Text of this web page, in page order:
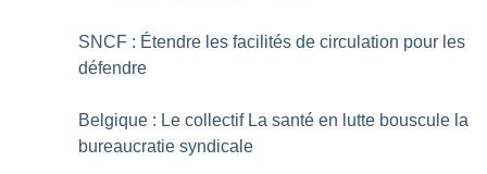
SNCF : Étendre les facilités de circulation pour les
défendre
Belgique : Le collectif La santé en lutte bouscule la
bureaucratie syndicale